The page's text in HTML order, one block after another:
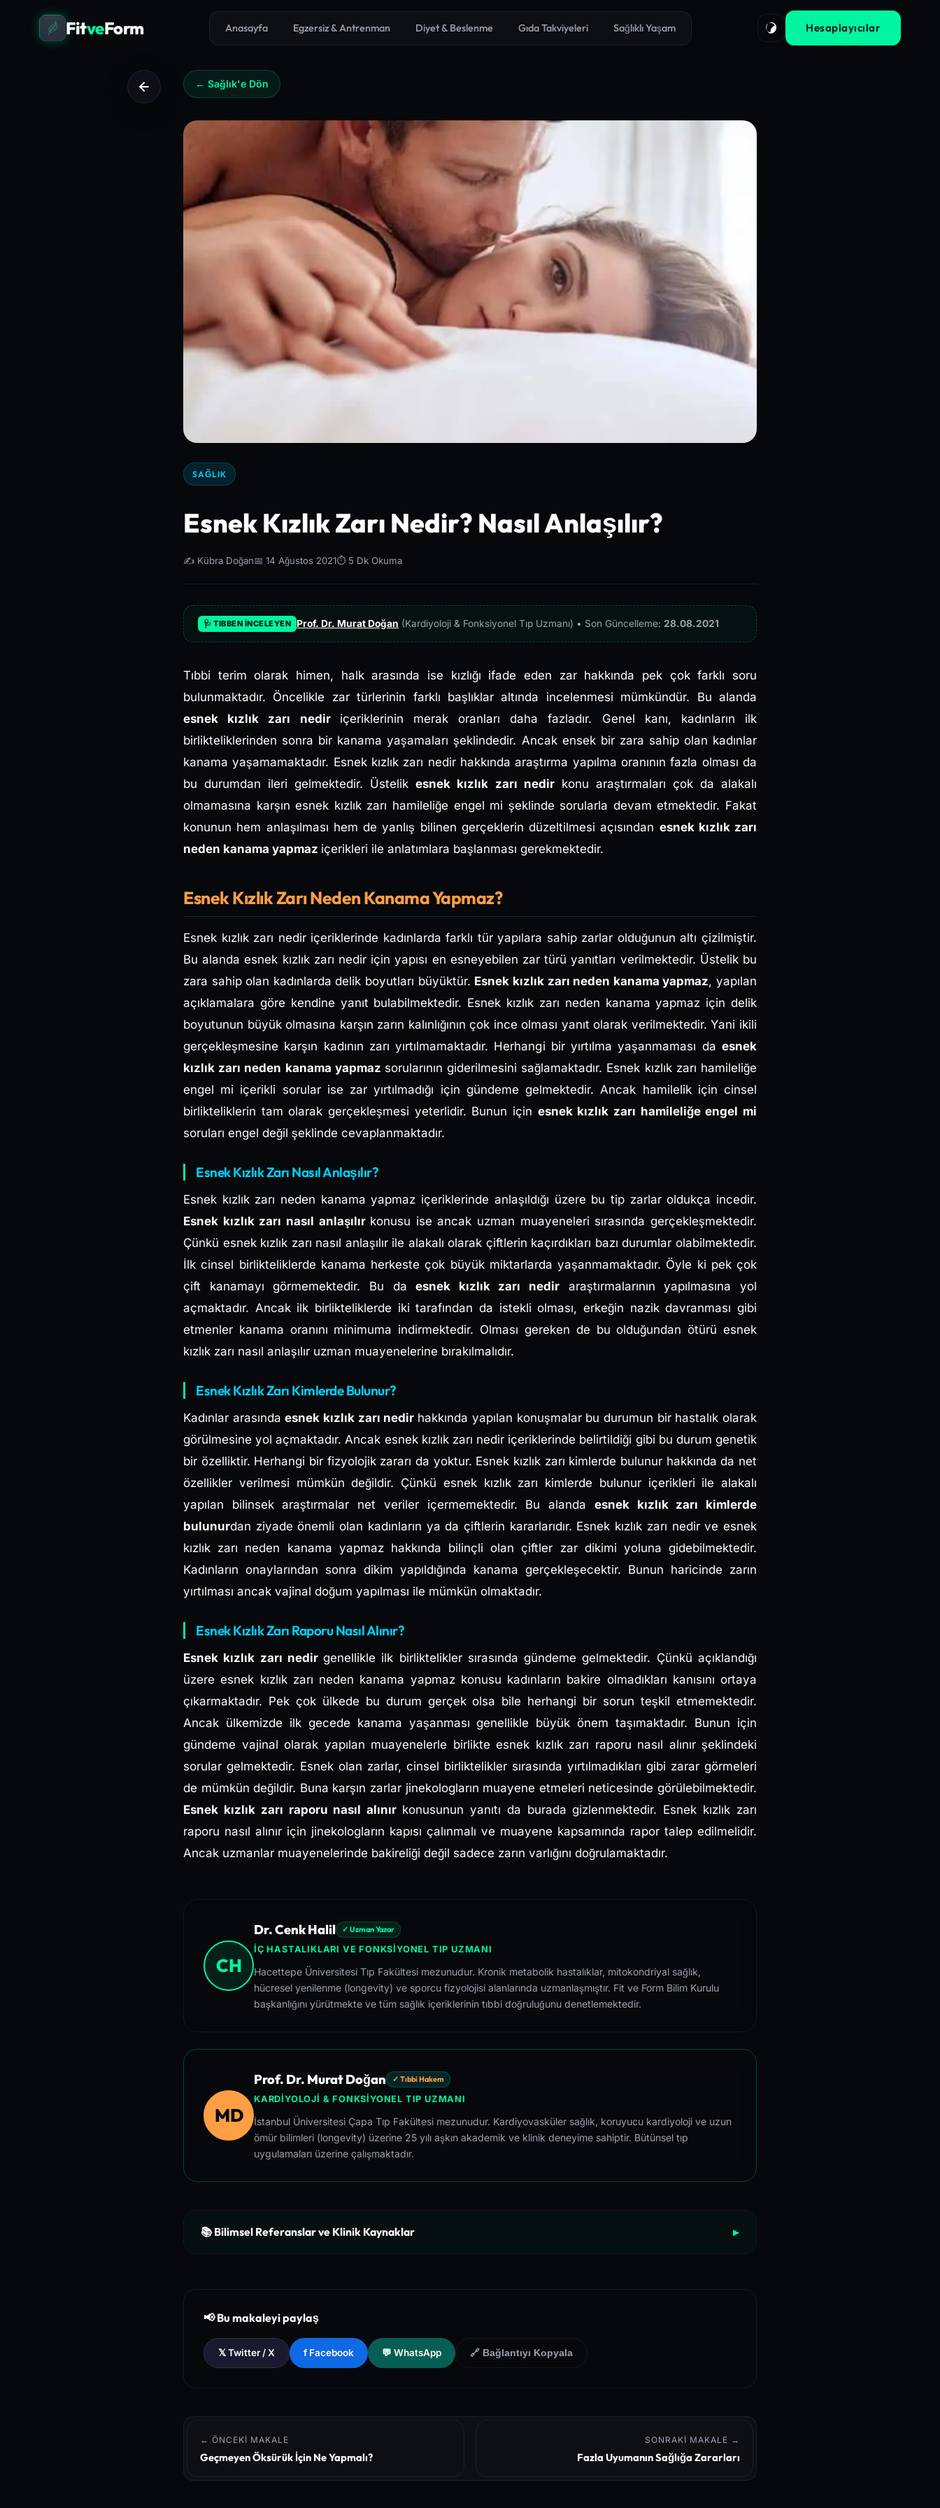
FitveForm Anasayfa Egzersiz & Antrenman Diyet & Beslenme Gıda Takviyeleri Sağlıklı Yaşam Hesaplayıcılar
← Sağlık'e Dön
SAĞLIK
Esnek Kızlık Zarı Nedir? Nasıl Anlaşılır?
✍️ Kübra Doğan📅 14 Ağustos 2021⏱️ 5 Dk Okuma
🩺 TIBBEN İNCELEYEN Prof. Dr. Murat Doğan (Kardiyoloji & Fonksiyonel Tıp Uzmanı) • Son Güncelleme: 28.08.2021
Tıbbi terim olarak himen, halk arasında ise kızlığı ifade eden zar hakkında pek çok farklı soru
bulunmaktadır. Öncelikle zar türlerinin farklı başlıklar altında incelenmesi mümkündür. Bu alanda
esnek kızlık zarı nedir içeriklerinin merak oranları daha fazladır. Genel kanı, kadınların ilk
birlikteliklerinden sonra bir kanama yaşamaları şeklindedir. Ancak ensek bir zara sahip olan kadınlar
kanama yaşamamaktadır. Esnek kızlık zarı nedir hakkında araştırma yapılma oranının fazla olması da
bu durumdan ileri gelmektedir. Üstelikesnek kızlık zarı nedirkonu araştırmaları çok da alakalı
olmamasına karşın esnek kızlık zarı hamileliğe engel mi şeklinde sorularla devam etmektedir. Fakat
konunun hem anlaşılması hem de yanlış bilinen gerçeklerin düzeltilmesi açısından esnek kızlık zarı
neden kanama yapmaz içerikleri ile anlatımlara başlanması gerekmektedir.
Esnek Kızlık Zarı Neden Kanama Yapmaz?
Esnek kızlık zarı nedir içeriklerinde kadınlarda farklı tür yapılara sahip zarlar olduğunun altı çizilmiştir.
Bu alanda esnek kızlık zarı nedir için yapısı en esneyebilen zar türü yanıtları verilmektedir. Üstelik bu
zara sahip olan kadınlarda delik boyutları büyüktür. Esnek kızlık zarı neden kanama yapmaz, yapılan
açıklamalara göre kendine yanıt bulabilmektedir. Esnek kızlık zarı neden kanama yapmaz için delik
boyutunun büyük olmasına karşın zarın kalınlığının çok ince olması yanıt olarak verilmektedir. Yani ikili
gerçekleşmesine karşın kadının zarı yırtılmamaktadır. Herhangi bir yırtılma yaşanmaması da esnek
kızlık zarı neden kanama yapmaz sorularının giderilmesini sağlamaktadır. Esnek kızlık zarı hamileliğe
engel mi içerikli sorular ise zar yırtılmadığı için gündeme gelmektedir. Ancak hamilelik için cinsel
birlikteliklerin tam olarak gerçekleşmesi yeterlidir. Bunun için esnek kızlık zarı hamileliğe engel mi
soruları engel değil şeklinde cevaplanmaktadır.
Esnek Kızlık Zarı Nasıl Anlaşılır?
Esnek kızlık zarı neden kanama yapmaz içeriklerinde anlaşıldığı üzere bu tip zarlar oldukça incedir.
Esnek kızlık zarı nasıl anlaşılır konusu ise ancak uzman muayeneleri sırasında gerçekleşmektedir.
Çünkü esnek kızlık zarı nasıl anlaşılır ile alakalı olarak çiftlerin kaçırdıkları bazı durumlar olabilmektedir.
İlk cinsel birlikteliklerde kanama herkeste çok büyük miktarlarda yaşanmamaktadır. Öyle ki pek çok
çift kanamayı görmemektedir. Bu daesnek kızlık zarı nedir araştırmalarının yapılmasına yol
açmaktadır. Ancak ilk birlikteliklerde iki tarafından da istekli olması, erkeğin nazik davranması gibi
etmenler kanama oranını minimuma indirmektedir. Olması gereken de bu olduğundan ötürü esnek
kızlık zarı nasıl anlaşılır uzman muayenelerine bırakılmalıdır.
Esnek Kızlık Zarı Kimlerde Bulunur?
Kadınlar arasındaesnek kızlık zarı nedir hakkında yapılan konuşmalar bu durumun bir hastalık olarak
görülmesine yol açmaktadır. Ancak esnek kızlık zarı nedir içeriklerinde belirtildiği gibi bu durum genetik
bir özelliktir. Herhangi bir fizyolojik zararı da yoktur. Esnek kızlık zarı kimlerde bulunur hakkında da net
özellikler verilmesi mümkün değildir. Çünkü esnek kızlık zarı kimlerde bulunur içerikleri ile alakalı
yapılan bilinsek araştırmalar net veriler içermemektedir. Bu alanda esnek kızlık zarı kimlerde
bulunurdan ziyade önemli olan kadınların ya da çiftlerin kararlarıdır. Esnek kızlık zarı nedir ve esnek
kızlık zarı neden kanama yapmaz hakkında bilinçli olan çiftler zar dikimi yoluna gidebilmektedir.
Kadınların onaylarından sonra dikim yapıldığında kanama gerçekleşecektir. Bunun haricinde zarın
yırtılması ancak vajinal doğum yapılması ile mümkün olmaktadır.
Esnek Kızlık Zarı Raporu Nasıl Alınır?
Esnek kızlık zarı nedirgenellikle ilk birliktelikler sırasında gündeme gelmektedir. Çünkü açıklandığı
üzere esnek kızlık zarı neden kanama yapmaz konusu kadınların bakire olmadıkları kanısını ortaya
çıkarmaktadır. Pek çok ülkede bu durum gerçek olsa bile herhangi bir sorun teşkil etmemektedir.
Ancak ülkemizde ilk gecede kanama yaşanması genellikle büyük önem taşımaktadır. Bunun için
gündeme vajinal olarak yapılan muayenelerle birlikte esnek kızlık zarı raporu nasıl alınır şeklindeki
sorular gelmektedir. Esnek olan zarlar, cinsel birliktelikler sırasında yırtılmadıkları gibi zarar görmeleri
de mümkün değildir. Buna karşın zarlar jinekologların muayene etmeleri neticesinde görülebilmektedir.
Esnek kızlık zarı raporu nasıl alınır konusunun yanıtı da burada gizlenmektedir. Esnek kızlık zarı
raporu nasıl alınır için jinekologların kapısı çalınmalı ve muayene kapsamında rapor talep edilmelidir.
Ancak uzmanlar muayenelerinde bakireliği değil sadece zarın varlığını doğrulamaktadır.
CH
Dr. Cenk Halil ✓ Uzman Yazar
İÇ HASTALIKLARI VE FONKSIYONEL TIP UZMANI
Hacettepe Üniversitesi Tıp Fakültesi mezunudur. Kronik metabolik hastalıklar, mitokondriyal sağlık,
hücresel yenilenme (longevity) ve sporcu fizyolojisi alanlarında uzmanlaşmıştır. Fit ve Form Bilim Kurulu
başkanlığını yürütmekte ve tüm sağlık içeriklerinin tıbbi doğruluğunu denetlemektedir.
MD
Prof. Dr. Murat Doğan ✓ Tıbbi Hakem
KARDIYOLOJI & FONKSIYONEL TIP UZMANI
İstanbul Üniversitesi Çapa Tıp Fakültesi mezunudur. Kardiyovasküler sağlık, koruyucu kardiyoloji ve uzun
ömür bilimleri (longevity) üzerine 25 yılı aşkın akademik ve klinik deneyime sahiptir. Bütünsel tıp
uygulamaları üzerine çalışmaktadır.
📚 Bilimsel Referanslar ve Klinik Kaynaklar ▶
[3] The Lancet - Global Health and Preventive Medicine Guidelines for Chronic Metabolic Syndrome Management
📢 Bu makaleyi paylaş
𝕏 Twitter / X f Facebook 💬 WhatsApp 🔗 Bağlantıyı Kopyala
← ÖNCEKI MAKALE
Geçmeyen Öksürük İçin Ne Yapmalı?
SONRAKI MAKALE →
Fazla Uyumanın Sağlığa Zararları